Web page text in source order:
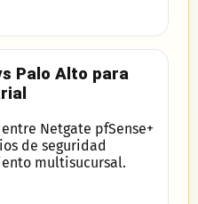
Palo Alto para
Netgate pfSense+
de seguridad
multisucursal.